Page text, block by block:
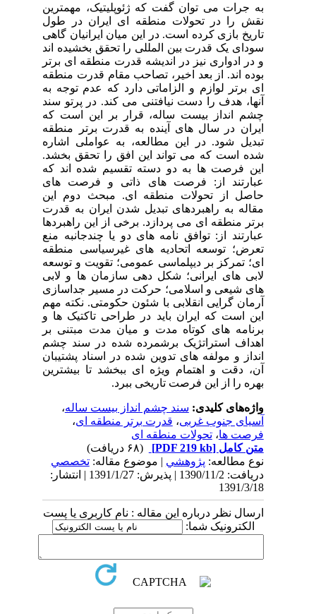
به جرات می توان گفت که ژئوپلیتیک، مهمترین
نقش را در تحولات منطقه ای ایران در طول
تاریخ بازی کرده است. در این میان ایرانیان گاهی
سودای یک قدرت بین المللی را تحقق بخشیده اند
و در ادواری نیز در اندیشه قدرت منطقه ای برتر
بوده اند. از بعد اخیر، تصاحب مقام قدرت منطقه
ای برتر لوازم و الزاماتی دارد که عدم توجه به
آنها، هدف را دست نیافتنی می کند. در پرتو سند
چشم انداز بیست ساله، قرار بر این است که
ایران در سال های آینده به قدرت برتر منطقه
تبدیل شود. در این مطالعه، به عواملی اشاره
شده است که می تواند این افق را تحقق بخشد.
این فرصت ها به دو دسته تقسیم شده اند که
عبارتند از: فرصت های ذاتی و فرصت های
حاصل از تحولات منطقه ای. مبحث دوم این
مقاله به راهبردهای تبدیل شدن ایران به قدرت
برتر منطقه ای می پردازد. برخی از این راهبردها
عبارتند از: توافق نامه های دو یا چندجانبه منع
تعرض؛ توسعه اتحادیه های غیرسیاسی منطقه
ای؛ تمرکز بر دیپلماسی عمومی؛ تقویت و توسعه
لابی های ایرانی؛ شکل دهی سازمان ها و لابی
های شیعی و اسلامی؛ حرکت در مسیر جداسازی
آرمان گرایی انقلابی با شئون حکومتی. نکته مهم
این است که ایران باید در طراحی تاکتیک ها و
برنامه های کوتاه مدت و میان مدت مبتنی بر
اهداف استراتژیک برشمرده شده در سند چشم
انداز و مولفه های تدوین شده در اسناد پشتیبان
آن، دقت و اهتمام ویژه ای ببخشد تا بیشترین
بهره را از این فرصت تاریخی ببرد.
واژه‌های کلیدی:سند چشم انداز بیست ساله،
آسیای جنوب غربی،قدرت برتر منطقه ای،
فرصت ها،تحولات منطقه ای
متن کامل[PDF 219 kb]
نوع مطالعه:پژوهشي| موضوع مقاله:تخصصي
دریافت: 1390/11/2 | پذیرش: 1391/1/27 | انتشار:
1391/3/18
ارسال نظر درباره این مقاله : نام کاربری یا پست
الکترونیک شما: